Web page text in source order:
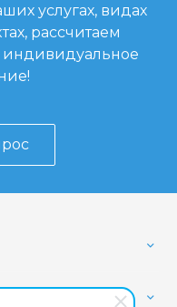
услугах, видах
рассчитаем
индивидуальное